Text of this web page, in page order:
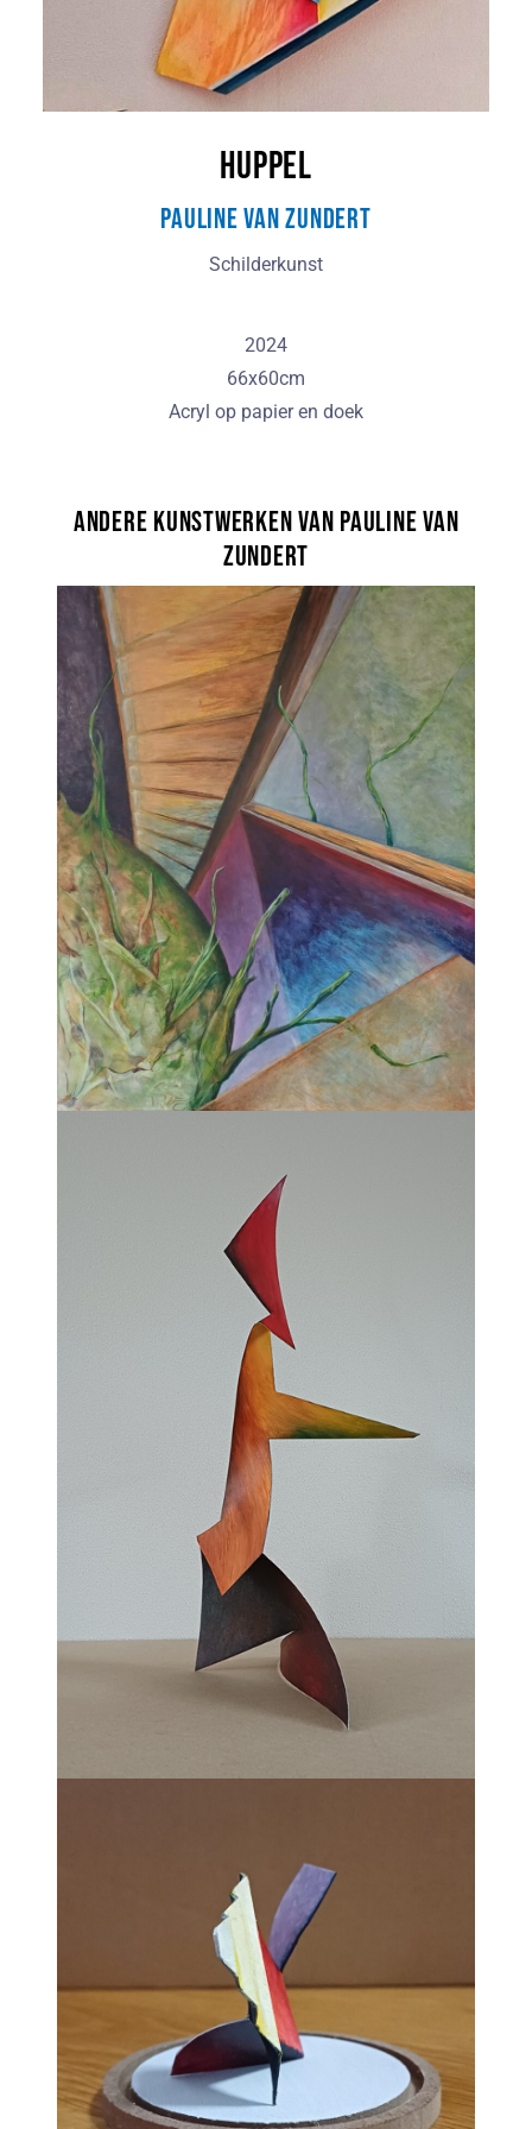
Huppel
Pauline van Zundert
Schilderkunst
2024
66x60cm
Acryl op papier en doek
Andere kunstwerken van Pauline van
Zundert